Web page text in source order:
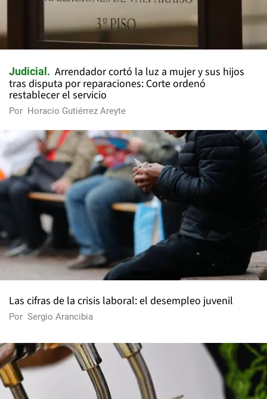
Judicial
Arrendador cortó la luz a mujer y sus hijos
tras disputa por reparaciones: Corte ordenó
restablecer el servicio
Por Horacio Gutiérrez Areyte
Las cifras de la crisis laboral: el desempleo juvenil
Por Sergio Arancibia